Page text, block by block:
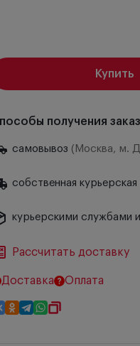
Купить
получения
самовывоз (Москва, м.
собственная
курьерскими службами
Рассчитать доставку
Доставка Оплата